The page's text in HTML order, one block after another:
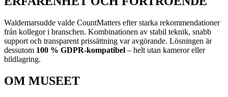
Waldemarsudde valde CountMatters efter starka rekommendationer
från kollegor i branschen. Kombinationen av stabil teknik, snabb
support och transparent prissättning var avgörande. Lösningen är
dessutom 100 % GDPR-kompatibel – helt utan kameror eller
bildlagring.
OM MUSEET